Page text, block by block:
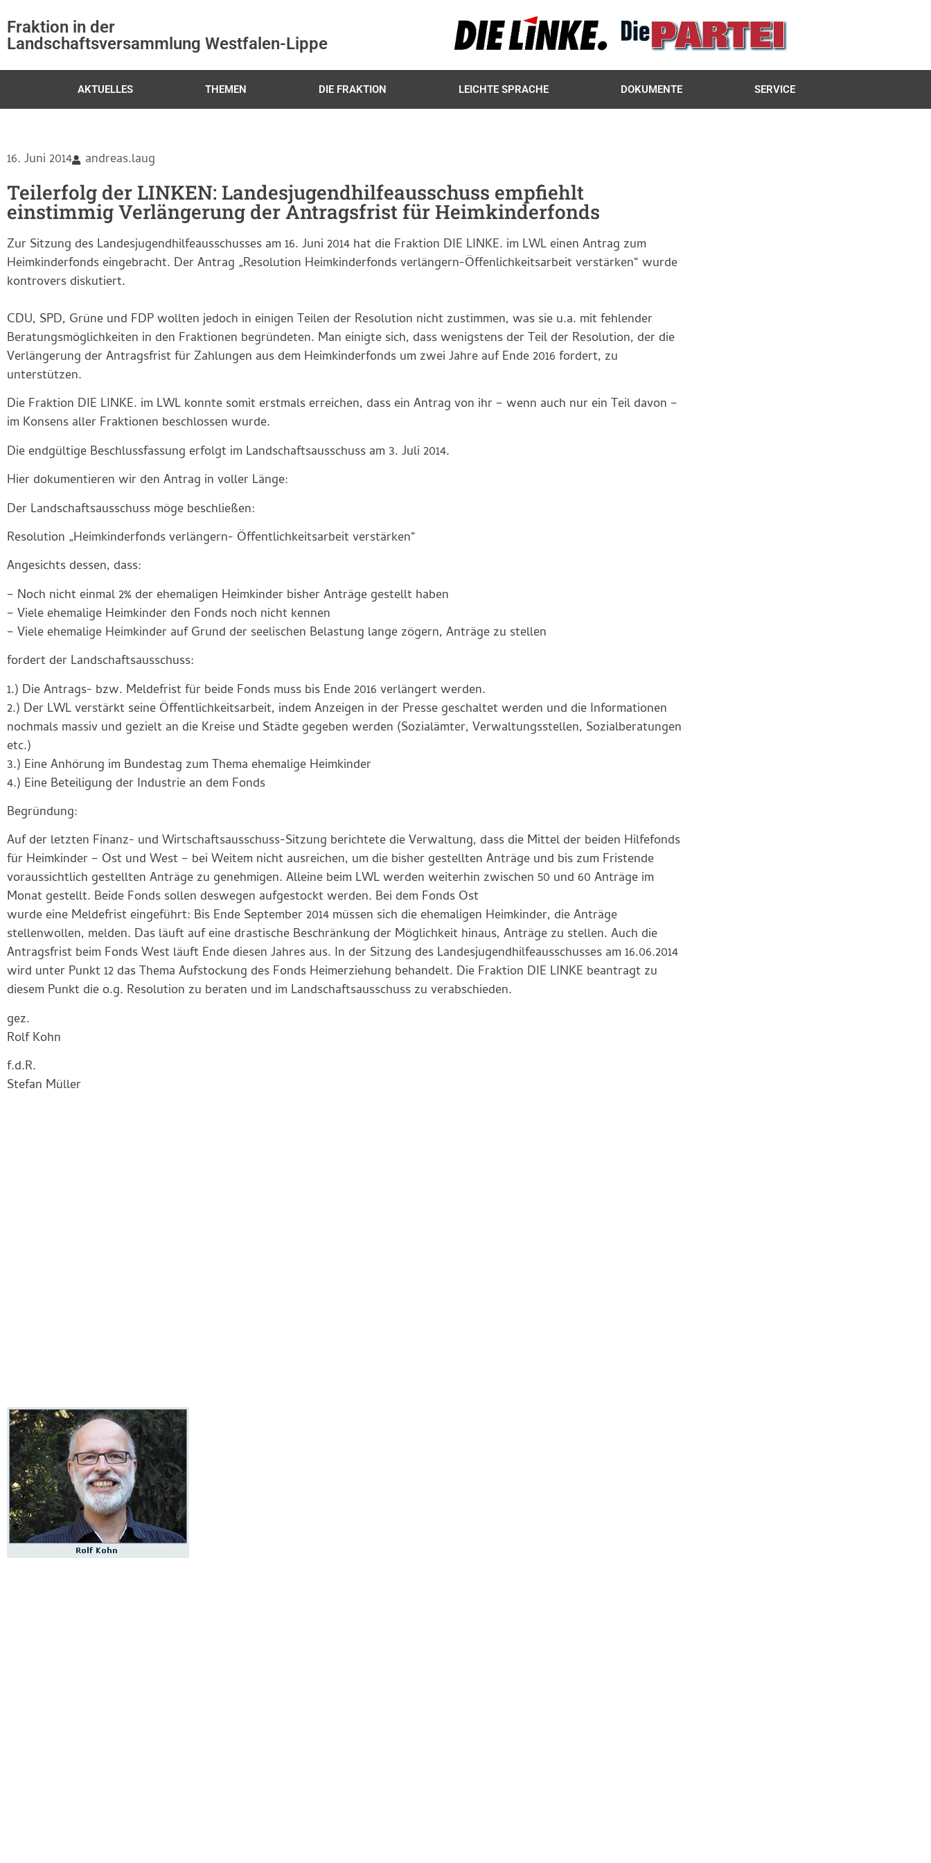
Fraktion in der
Landschaftsversammlung Westfalen-Lippe
AKTUELLES THEMEN DIE FRAKTION LEICHTE SPRACHE DOKUMENTE SERVICE
16. Juni 2014 andreas.laug
Teilerfolg der LINKEN: Landesjugendhilfeausschuss empfiehlt
einstimmig Verlängerung der Antragsfrist für Heimkinderfonds
Zur Sitzung des Landesjugendhilfeausschusses am 16. Juni 2014 hat die Fraktion DIE LINKE. im LWL einen Antrag zum
Heimkinderfonds eingebracht. Der Antrag „Resolution Heimkinderfonds verlängern-Öffenlichkeitsarbeit verstärken“ wurde
kontrovers diskutiert.
CDU, SPD, Grüne und FDP wollten jedoch in einigen Teilen der Resolution nicht zustimmen, was sie u.a. mit fehlender
Beratungsmöglichkeiten in den Fraktionen begründeten. Man einigte sich, dass wenigstens der Teil der Resolution, der die
Verlängerung der Antragsfrist für Zahlungen aus dem Heimkinderfonds um zwei Jahre auf Ende 2016 fordert, zu
unterstützen.
Die Fraktion DIE LINKE. im LWL konnte somit erstmals erreichen, dass ein Antrag von ihr – wenn auch nur ein Teil davon –
im Konsens aller Fraktionen beschlossen wurde.
Die endgültige Beschlussfassung erfolgt im Landschaftsausschuss am 3. Juli 2014.
Hier dokumentieren wir den Antrag in voller Länge:
Der Landschaftsausschuss möge beschließen:
Resolution „Heimkinderfonds verlängern- Öffentlichkeitsarbeit verstärken“
Angesichts dessen, dass:
– Noch nicht einmal 2% der ehemaligen Heimkinder bisher Anträge gestellt haben
– Viele ehemalige Heimkinder den Fonds noch nicht kennen
– Viele ehemalige Heimkinder auf Grund der seelischen Belastung lange zögern, Anträge zu stellen
fordert der Landschaftsausschuss:
1.) Die Antrags- bzw. Meldefrist für beide Fonds muss bis Ende 2016 verlängert werden.
2.) Der LWL verstärkt seine Öffentlichkeitsarbeit, indem Anzeigen in der Presse geschaltet werden und die Informationen
nochmals massiv und gezielt an die Kreise und Städte gegeben werden (Sozialämter, Verwaltungsstellen, Sozialberatungen
etc.)
3.) Eine Anhörung im Bundestag zum Thema ehemalige Heimkinder
4.) Eine Beteiligung der Industrie an dem Fonds
Begründung:
Auf der letzten Finanz- und Wirtschaftsausschuss-Sitzung berichtete die Verwaltung, dass die Mittel der beiden Hilfefonds
für Heimkinder – Ost und West – bei Weitem nicht ausreichen, um die bisher gestellten Anträge und bis zum Fristende
voraussichtlich gestellten Anträge zu genehmigen. Alleine beim LWL werden weiterhin zwischen 50 und 60 Anträge im
Monat gestellt. Beide Fonds sollen deswegen aufgestockt werden. Bei dem Fonds Ost
wurde eine Meldefrist eingeführt: Bis Ende September 2014 müssen sich die ehemaligen Heimkinder, die Anträge
stellenwollen, melden. Das läuft auf eine drastische Beschränkung der Möglichkeit hinaus, Anträge zu stellen. Auch die
Antragsfrist beim Fonds West läuft Ende diesen Jahres aus. In der Sitzung des Landesjugendhilfeausschusses am 16.06.2014
wird unter Punkt 12 das Thema Aufstockung des Fonds Heimerziehung behandelt. Die Fraktion DIE LINKE beantragt zu
diesem Punkt die o.g. Resolution zu beraten und im Landschaftsausschuss zu verabschieden.
gez.
Rolf Kohn
f.d.R.
Stefan Müller